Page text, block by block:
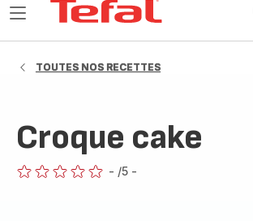
Ouvrir
TOUTES NOS RECETTES
Croque cake
- /5 -